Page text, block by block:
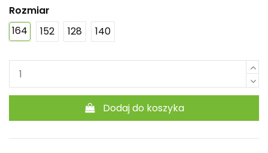
Rozmiar
164
152 128 140
Dodaj do koszyka